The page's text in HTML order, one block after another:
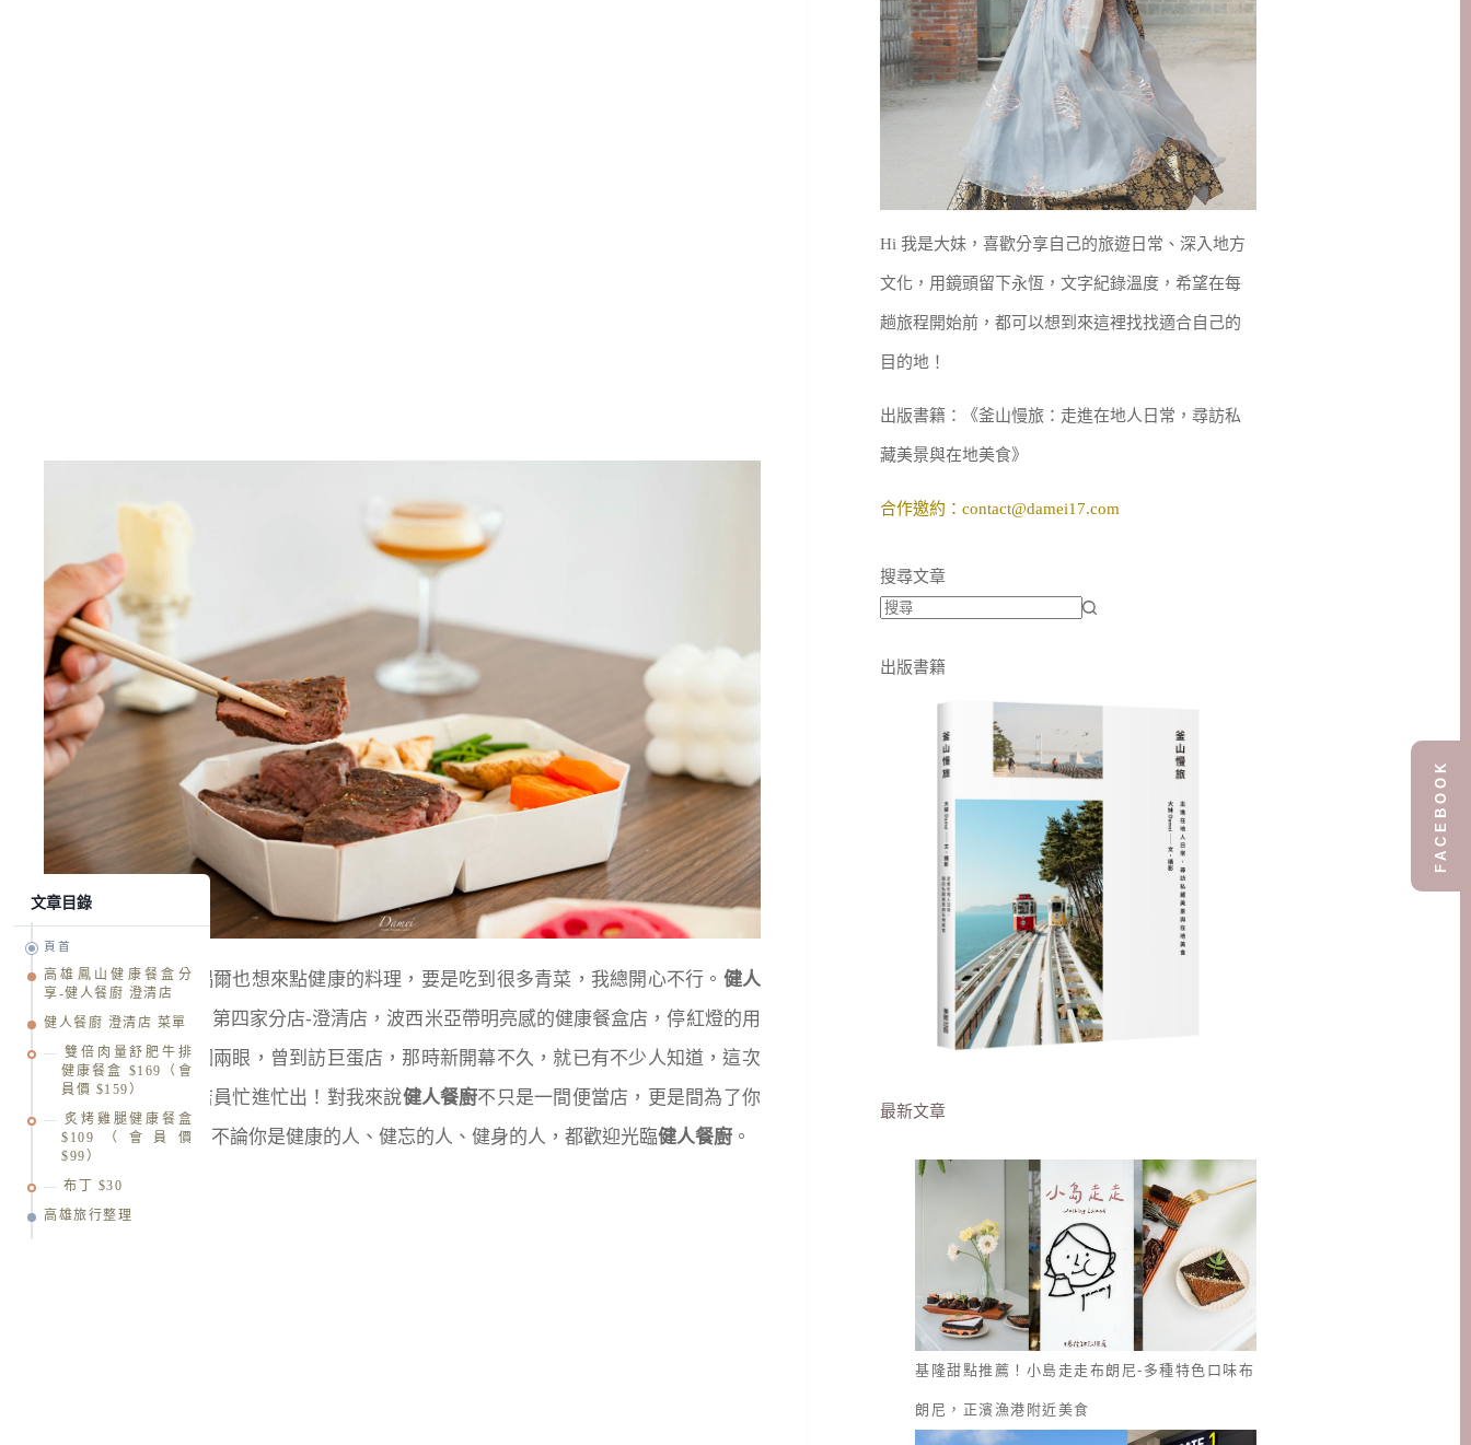
經常吃外食的我，偶爾也想來點健康的料理，要是吃到很多青菜，我總開心不行。 健人
餐廚默默在高雄開了第四家分店-澄清店，波西米亞帶明亮感的健康餐盒店，停紅燈的用
路人總會往店裡看個兩眼，曾到訪巨蛋店，那時新開幕不久，就已有不少人知道，這次
在澄清店依舊看到店員忙進忙出！對我來說健人餐廚不只是一間便當店，更是間為了你
我健康著想的品牌，不論你是健康的人、健忘的人、健身的人，都歡迎光臨健人餐廚 。
Hi 我是大妹，喜歡分享自己的旅遊日常、深入地方
文化，用鏡頭留下永恆，文字紀錄溫度，希望在每
趟旅程開始前，都可以想到來這裡找找適合自己的
目的地！
出版書籍：《釜山慢旅：走進在地人日常，尋訪私
藏美景與在地美食》
合作邀約： contact@damei17.com
搜尋文章
出版書籍
最新文章
基隆甜點推薦！小島走走布朗尼-多種特色口味布
朗尼，正濱漁港附近美食
FACEBOOK
文章目錄
頁首
高雄鳳山健康餐盒分
享-健人餐廚 澄清店
健人餐廚 澄清店 菜單
雙倍肉量舒肥牛排
健康餐盒 $169（會
員價 $159）
炙烤雞腿健康餐盒
$109（會員價
$99）
布丁 $30
高雄旅行整理